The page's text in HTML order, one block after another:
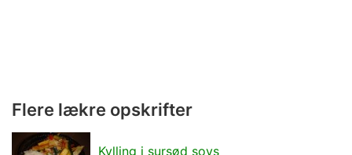
Flere lækre opskrifter
Kylling i sursød sovs